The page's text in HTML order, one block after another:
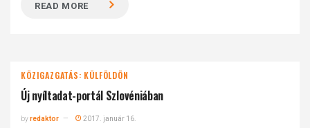
READ MORE
KÖZIGAZGATÁS: KÜLFÖLDÖN
Új nyíltadat-portál Szlovéniában
byredaktor 2017. január 16.